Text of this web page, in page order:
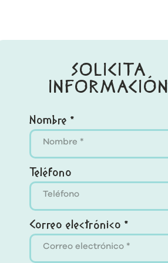
SOLICITA
INFORMACIÓN
Nombre *
Teléfono
Correo electrónico *